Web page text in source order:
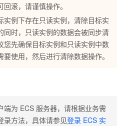
回滚，请谨慎操作。
实例下存在只读实例，清除目标实
同时，只读实例的数据会被同步清
您先确保目标实例和只读实例中数
要使用，然后进行清除数据操作。
端为 ECS 服务器，请根据业务需
录方法，具体请参见登录 ECS 实